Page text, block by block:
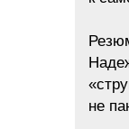
не